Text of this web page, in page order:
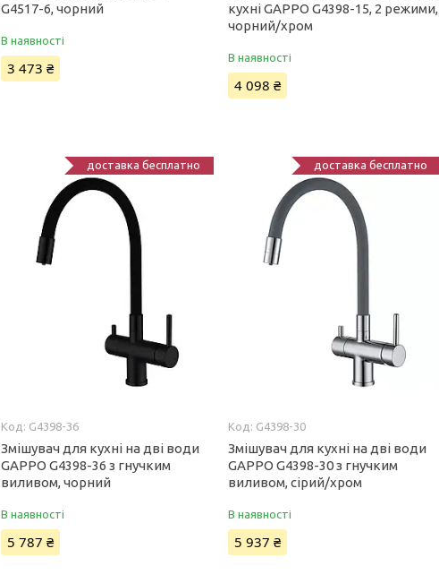
G4517-6, чорний
В наявності
3 473 ₴
кухні GAPPO G4398-15, 2 режими,
чорний/хром
В наявності
4 098 ₴
доставка бесплатно
G4398-36
Змішувач для кухні на дві води
GAPPO G4398-36 з гнучким
виливом, чорний
В наявності
5 787 ₴
доставка бесплатно
G4398-30
Змішувач для кухні на дві води
GAPPO G4398-30 з гнучким
виливом, сірий/хром
В наявності
5 937 ₴